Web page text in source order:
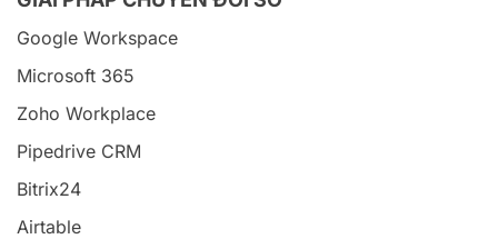
Google Workspace
Microsoft 365
Zoho Workplace
Pipedrive CRM
Bitrix24
Airtable